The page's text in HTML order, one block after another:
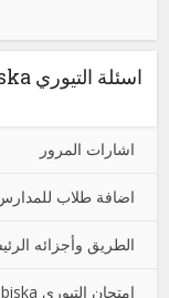
اشارات المرور
اضافة طلاب
الطريق وأجزائه
امتحان التيوري körkort på arabiska